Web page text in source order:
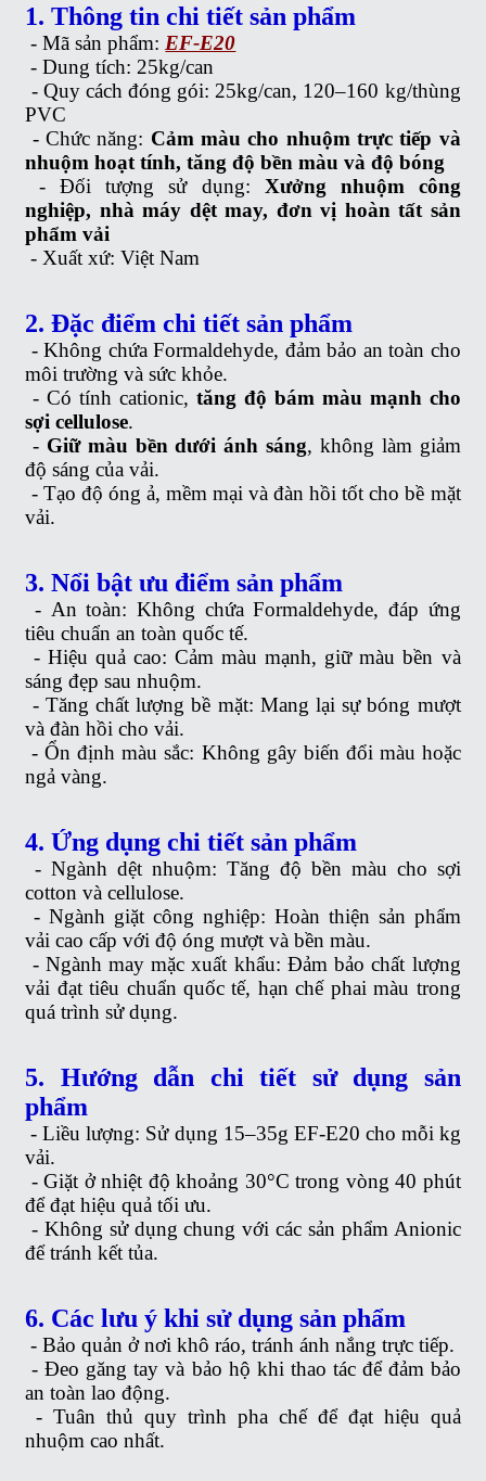
1. Thông tin chi tiết sản phẩm
- Mã sản phẩm: EF-E20
-Dung tích: 25kg/can
- Quy cách đóng gói: 25kg/can, 120–160 kg/thùng
PVC
-Chức năng: Cảm màu cho nhuộm trực tiếp và
nhuộm hoạt tính, tăng độ bền màu và độ bóng
-Đối tượng sử dụng: Xưởng nhuộm công
nghiệp, nhà máy dệt may, đơn vị hoàn tất sản
phẩm vải
- Xuất xứ: Việt Nam
2. Đặc điểm chi tiết sản phẩm
-Không chứa Formaldehyde, đảm bảo an toàn cho
môi trường và sức khỏe.
-Có tính cationic, tăng độ bám màu mạnh cho
sợi cellulose.
- Giữ màu bền dưới ánh sáng, không làm giảm
độ sáng của vải.
- Tạo độ óng ả, mềm mại và đàn hồi tốt cho bề mặt
vải.
3. Nổi bật ưu điểm sản phẩm
- An toàn: Không chứa Formaldehyde, đáp ứng
tiêu chuẩn an toàn quốc tế.
- Hiệu quả cao: Cảm màu mạnh, giữ màu bền và
sáng đẹp sau nhuộm.
- Tăng chất lượng bề mặt: Mang lại sự bóng mượt
và đàn hồi cho vải.
-Ổn định màu sắc: Không gây biến đổi màu hoặc
ngả vàng.
4. Ứng dụng chi tiết sản phẩm
-Ngành dệt nhuộm: Tăng độ bền màu cho sợi
cotton và cellulose.
-Ngành giặt công nghiệp: Hoàn thiện sản phẩm
vải cao cấp với độ óng mượt và bền màu.
- Ngành may mặc xuất khẩu: Đảm bảo chất lượng
vải đạt tiêu chuẩn quốc tế, hạn chế phai màu trong
quá trình sử dụng.
5. Hướng dẫn chi tiết sử dụng sản
phẩm
-Liều lượng: Sử dụng 15–35g EF-E20 cho mỗi kg
vải.
-Giặt ở nhiệt độ khoảng 30°C trong vòng 40 phút
để đạt hiệu quả tối ưu.
-Không sử dụng chung với các sản phẩm Anionic
để tránh kết tủa.
6. Các lưu ý khi sử dụng sản phẩm
-Bảo quản ở nơi khô ráo, tránh ánh nắng trực tiếp.
-Đeo găng tay và bảo hộ khi thao tác để đảm bảo
an toàn lao động.
-Tuân thủ quy trình pha chế để đạt hiệu quả
nhuộm cao nhất.